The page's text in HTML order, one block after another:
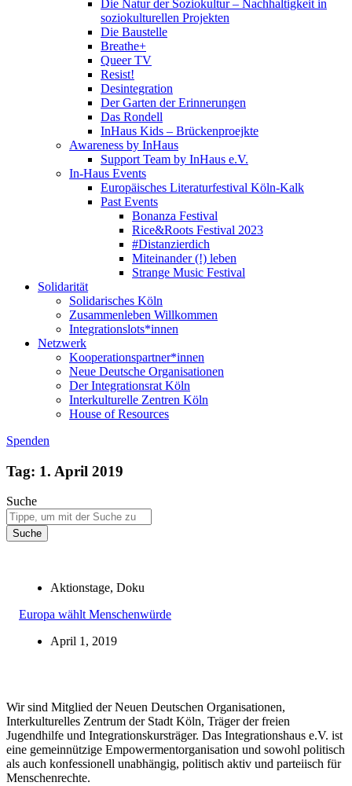
Die Natur der Soziokultur – Nachhaltigkeit in
soziokulturellen Projekten
Die Baustelle
Breathe+
Queer TV
Resist!
Desintegration
Der Garten der Erinnerungen
Das Rondell
InHaus Kids – Brückenproejkte
Awareness by InHaus
Support Team by InHaus e.V.
In-Haus Events
Europäisches Literaturfestival Köln-Kalk
Past Events
Bonanza Festival
Rice&Roots Festival 2023
#Distanzierdich
Miteinander (!) leben
Strange Music Festival
Solidarität
Solidarisches Köln
Zusammenleben Willkommen
Integrationslots*innen
Netzwerk
Kooperationspartner*innen
Neue Deutsche Organisationen
Der Integrationsrat Köln
Interkulturelle Zentren Köln
House of Resources
Spenden
Tag: 1. April 2019
Suche
Suche
Aktionstage, Doku
Europa wählt Menschenwürde
April 1, 2019
Wir sind Mitglied der Neuen Deutschen Organisationen,
Interkulturelles Zentrum der Stadt Köln, Träger der freien
Jugendhilfe und Integrationskursträger. Das Integrationshaus e.V. ist
eine gemeinnützige Empowermentorganisation und sowohl politisch
als auch konfessionell unabhängig, politisch aktiv und parteiisch für
Menschenrechte.